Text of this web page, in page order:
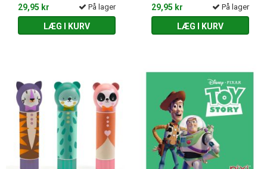
29,95 kr På lager
LÆG I KURV
29,95 kr På lager
LÆG I KURV